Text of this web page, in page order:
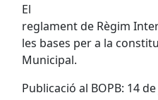
El
reglament de Règim
les bases per a la
Municipal.
Publicació al BOPB: 14